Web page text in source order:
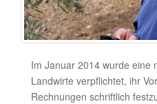
Im Januar 2014 wurde eine
Landwirte verpflichtet, ihr
Rechnungen schriftlich